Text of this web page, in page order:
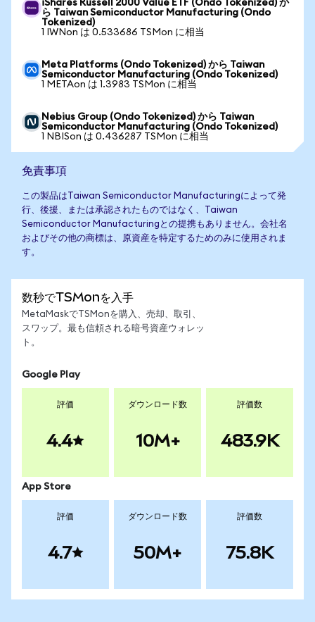
iShares Russell 2000 Value ETF (Ondo Tokenized) か
ら Taiwan Semiconductor Manufacturing (Ondo
Tokenized)
1 IWNon は 0.533686 TSMon に相当
Meta Platforms (Ondo Tokenized) から Taiwan
Semiconductor Manufacturing (Ondo Tokenized)
1 METAon は 1.3983 TSMon に相当
Nebius Group (Ondo Tokenized) から Taiwan
Semiconductor Manufacturing (Ondo Tokenized)
1 NBISon は 0.436287 TSMon に相当
免責事項
この製品はTaiwan Semiconductor Manufacturingによって発
行、後援、または承認されたものではなく、Taiwan
Semiconductor Manufacturingとの提携もありません。会社名
およびその他の商標は、原資産を特定するためのみに使用されま
す。
数秒でTSMonを入手
MetaMaskでTSMonを購入、売却、取引、
スワップ。最も信頼される暗号資産ウォレッ
ト。
Google Play
評価
4.4
ダウンロード数
10M+
評価数
483.9K
App Store
評価
4.7
ダウンロード数
50M+
評価数
75.8K